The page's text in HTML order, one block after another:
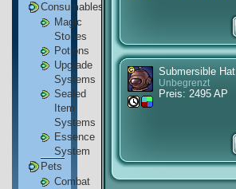
Consumables
Magic
Stones
Potions
Upgrade
Systems
Sealed
Item
Systems
Essence
System
Pets
Combat
Submersible Hat
Unbegrenzt
Preis: 2495 AP